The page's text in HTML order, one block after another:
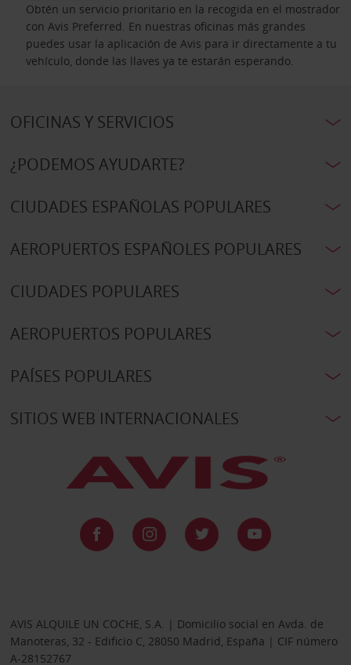
Obtén un servicio prioritario en la recogida en el mostrador
con Avis Preferred. En nuestras oficinas más grandes
puedes usar la aplicación de Avis para ir directamente a tu
vehículo, donde las llaves ya te estarán esperando.
OFICINAS Y SERVICIOS
¿PODEMOS AYUDARTE?
CIUDADES ESPAÑOLAS POPULARES
AEROPUERTOS ESPAÑOLES POPULARES
CIUDADES POPULARES
AEROPUERTOS POPULARES
PAÍSES POPULARES
SITIOS WEB INTERNACIONALES
AVIS ALQUILE UN COCHE, S.A. | Domicilio social en Avda. de
Manoteras, 32 - Edificio C, 28050 Madrid, España | CIF número
A-28152767